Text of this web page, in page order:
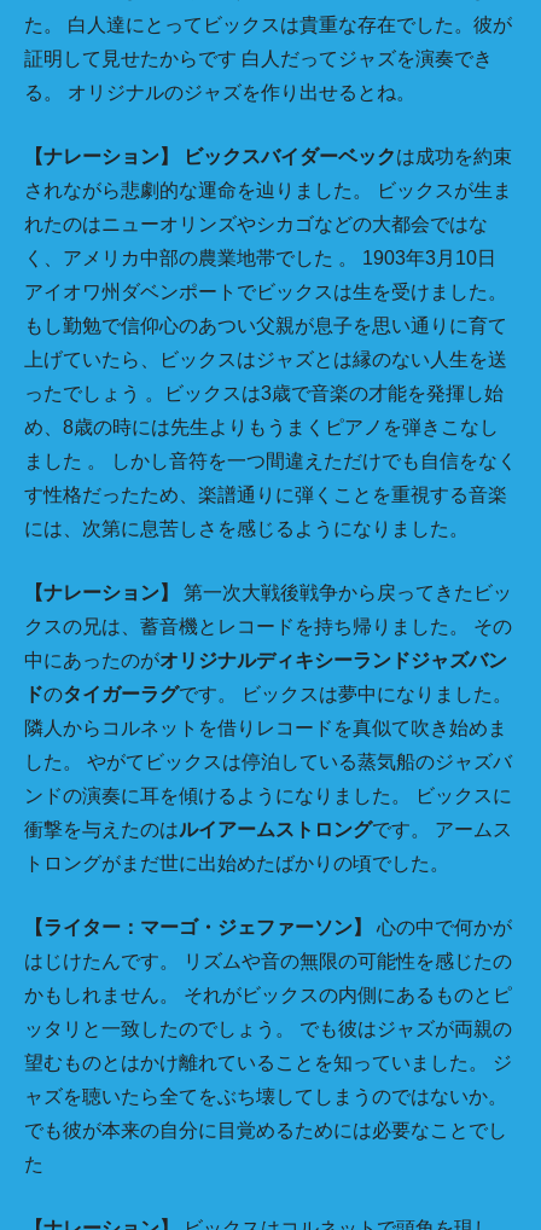
た。 白人達にとってビックスは貴重な存在でした。彼が
証明して見せたからです 白人だってジャズを演奏でき
る。 オリジナルのジャズを作り出せるとね。
【ナレーション】 ビックスバイダーベックは成功を約束
されながら悲劇的な運命を辿りました。 ビックスが生ま
れたのはニューオリンズやシカゴなどの大都会ではな
く、アメリカ中部の農業地帯でした 。 1903年3月10日
アイオワ州ダベンポートでビックスは生を受けました。
もし勤勉で信仰心のあつい父親が息子を思い通りに育て
上げていたら、ビックスはジャズとは縁のない人生を送
ったでしょう 。ビックスは3歳で音楽の才能を発揮し始
め、8歳の時には先生よりもうまくピアノを弾きこなし
ました 。 しかし音符を一つ間違えただけでも自信をなく
す性格だったため、楽譜通りに弾くことを重視する音楽
には、次第に息苦しさを感じるようになりました。
【ナレーション】
第一次大戦後戦争から戻ってきたビッ
クスの兄は、蓄音機とレコードを持ち帰りました。 その
中にあったのがオリジナルディキシーランドジャズバン
ドのタイガーラグです。 ビックスは夢中になりました。
隣人からコルネットを借りレコードを真似て吹き始めま
した。 やがてビックスは停泊している蒸気船のジャズバ
ンドの演奏に耳を傾けるようになりました。 ビックスに
衝撃を与えたのはルイアームストロングです。 アームス
トロングがまだ世に出始めたばかりの頃でした。
【ライター：マーゴ・ジェファーソン】
心の中で何かが
はじけたんです。 リズムや音の無限の可能性を感じたの
かもしれません。 それがビックスの内側にあるものとピ
ッタリと一致したのでしょう。 でも彼はジャズが両親の
望むものとはかけ離れていることを知っていました。 ジ
ャズを聴いたら全てをぶち壊してしまうのではないか。
でも彼が本来の自分に目覚めるためには必要なことでし
た